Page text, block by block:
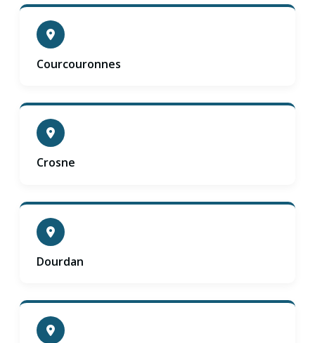
Courcouronnes
Crosne
Dourdan